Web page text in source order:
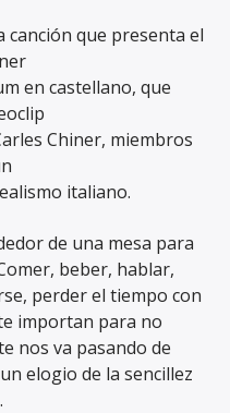
canción que presenta el
en castellano, que
Chiner, miembros
italiano.
de una mesa para
beber, hablar,
perder el tiempo con
importan para no
nos va pasando de
elogio de la sencillez